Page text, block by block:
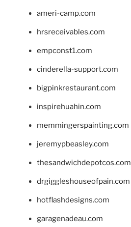
ameri-camp.com
hrsreceivables.com
empconst1.com
cinderella-support.com
bigpinkrestaurant.com
inspirehuahin.com
memmingerspainting.com
jeremypbeasley.com
thesandwichdepotcos.com
drgiggleshouseofpain.com
hotflashdesigns.com
garagenadeau.com